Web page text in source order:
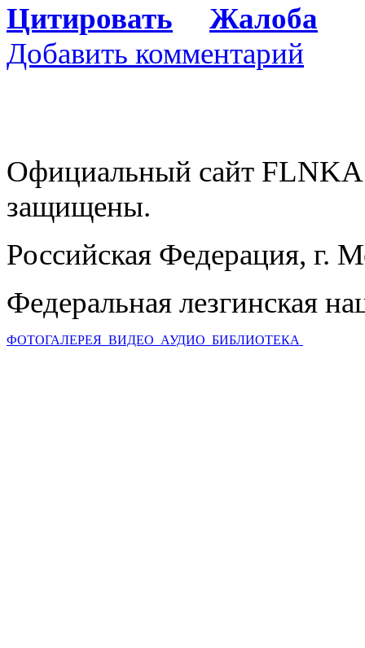
Цитировать
Жалоба
Добавить комментарий
Официальный сайт
защищены.
Российская Федерация, г.
Федеральная лезгинская
ФОТОГАЛЕРЕЯ ВИДЕО АУДИО БИБЛИОТЕКА